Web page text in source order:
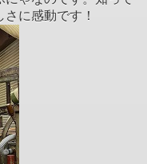
に感動です！